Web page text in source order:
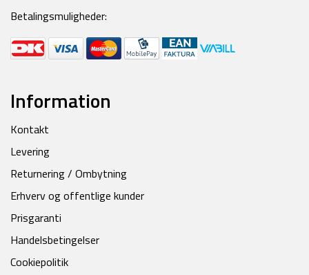
Betalingsmuligheder:
Information
Kontakt
Levering
Returnering / Ombytning
Erhverv og offentlige kunder
Prisgaranti
Handelsbetingelser
Cookiepolitik